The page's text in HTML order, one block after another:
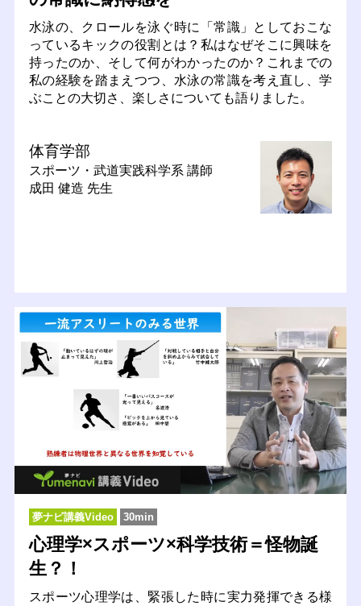
水泳の、クロールを泳ぐ時に「常識」としておこな
っているキックの役割とは？私はなぜそこに興味を
持ったのか、そして何がわかったのか？これまでの
私の経験を踏まえつつ、水泳の常識を考え直し、学
ぶことの大切さ、楽しさについても語りました。
体育学部
スポーツ・武道実践科学系 講師
成田 健造 先生
夢ナビ講義Video 30min
心理学×スポーツ×科学技術＝怪物誕
生？！
スポーツ心理学は、緊張した時に実力発揮できる様